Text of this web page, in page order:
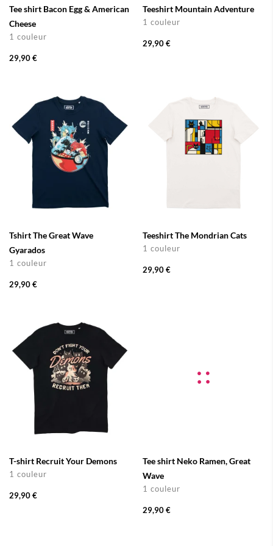
Tee shirt Bacon Egg & American
Cheese
1 couleur
29,90 €
Teeshirt Mountain Adventure
1 couleur
29,90 €
Tshirt The Great Wave
Gyarados
1 couleur
29,90 €
Teeshirt The Mondrian Cats
1 couleur
29,90 €
T-shirt Recruit Your Demons
1 couleur
29,90 €
Tee shirt Neko Ramen, Great
Wave
1 couleur
29,90 €